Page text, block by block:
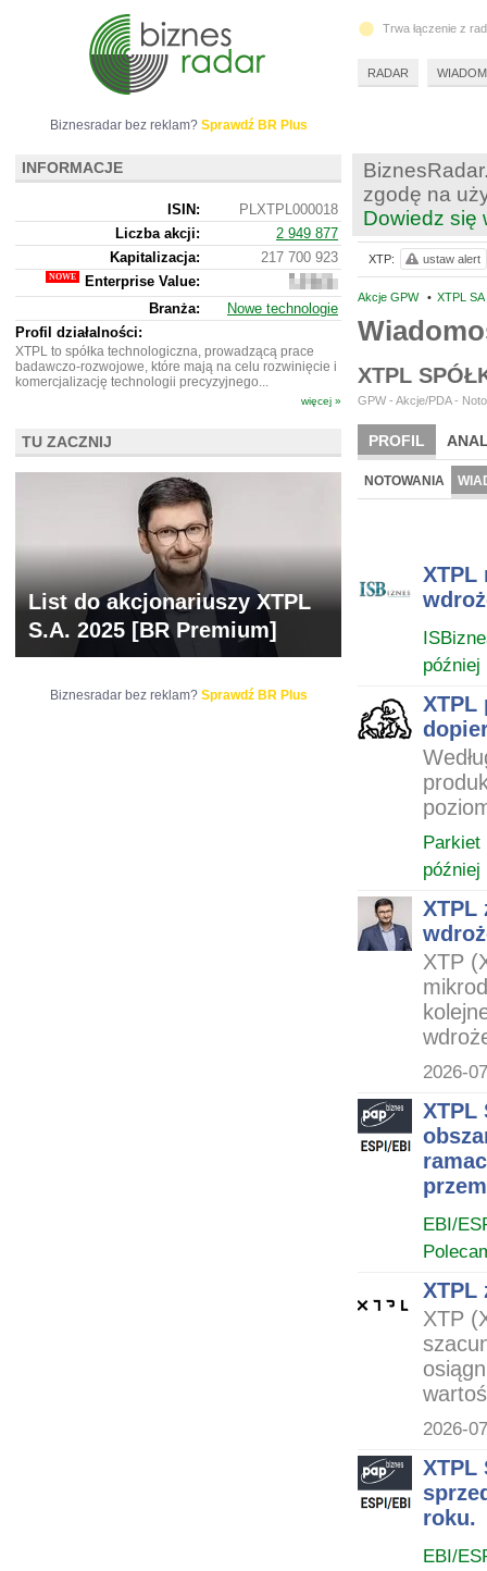
zgodę na
Dowiedz się
Akcje GPW • XTPL
XTPL
GPW - Akcje/PDA -
PROFIL
WYCENA BR
NOTOWANIA
XTPL
później
XTPL
Parkiet
później
XTPL
XTP
2026-
XTPL
EBI/
XTPL
XTP
2026-
XTPL
roku.
EBI/
XTP: ustaw alert
Biznesradar bez reklam? Sprawdź BR Plus
INFORMACJE
ISIN:
PLXTPL000018
Liczba akcji:
2 949 877
Kapitalizacja:
217 700 923
Enterprise Value:
231
706
923
Branża:
Nowe technologie
Profil działalności:
XTPL to spółka technologiczna, prowadzącą prace
badawczo-rozwojowe, które mają na celu rozwinięcie i
komercjalizację technologii precyzyjnego...
więcej »
TU ZACZNIJ
List do akcjonariuszy XTPL
S.A. 2025 [BR Premium]
Biznesradar bez reklam? Sprawdź BR Plus
Trwa łączenie z
RADAR